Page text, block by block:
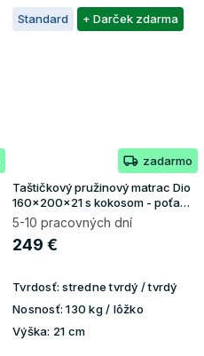
Standard + Darček zdarma
zadarmo
Taštičkový pružinový matrac Dio
160x200x21 s kokosom - poťah
Gold
5-10 pracovných dní
249 €
Tvrdosť: stredne tvrdý / tvrdý
Nosnosť: 130 kg / lôžko
Výška: 21 cm